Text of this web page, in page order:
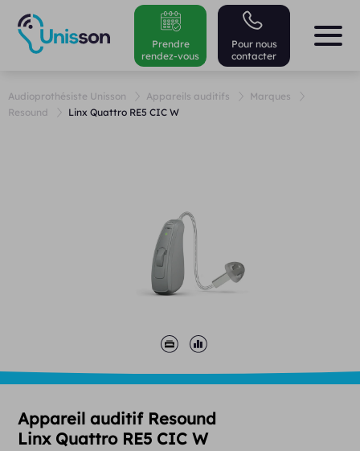
Pour nous
contacter
Prendre
rendez-vous
Audioprothésiste Unisson Appareils auditifs
Marques
Resound
Linx Quattro RE5 CIC W
Appareil auditif Resound
Linx Quattro RE5 CIC W